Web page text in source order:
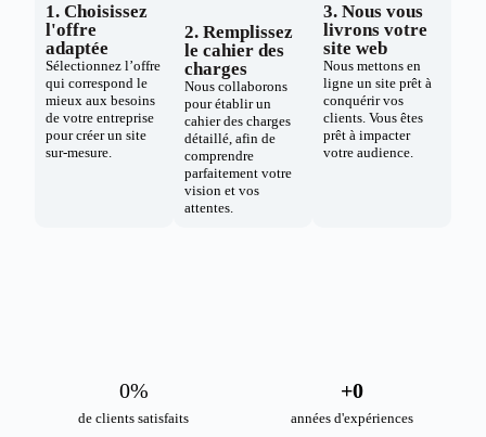
1. Choisissez
l'offre
adaptée
Sélectionnez l’offre
qui correspond le
mieux aux besoins
de votre entreprise
pour créer un site
sur-mesure.
2. Remplissez
le cahier des
charges
Nous collaborons
pour établir un
cahier des charges
détaillé, afin de
comprendre
parfaitement votre
vision et vos
attentes.
3. Nous vous
livrons votre
site web
Nous mettons en
ligne un site prêt à
conquérir vos
clients. Vous êtes
prêt à impacter
votre audience.
de clients satisfaits
0%
années d'expériences
+0